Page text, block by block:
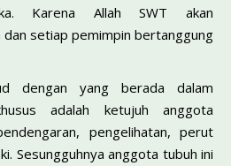
Karena Allah SWT akan
setiap pemimpin bertanggung
dengan yang berada dalam
adalah ketujuh anggota
pengelihatan, perut
Sesungguhnya anggota tubuh ini